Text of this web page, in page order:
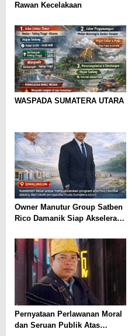
Rawan Kecelakaan
WASPADA SUMATERA UTARA
Owner Manutur Group Satben
Rico Damanik Siap Akselerasi
Prabowo di Sumatera,
Pernyataan Perlawanan Moral
dan Seruan Publik Atas